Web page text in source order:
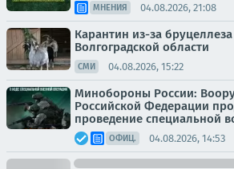
МНЕНИЯ 04.08.2026, 21:08
Карантин из-за
Волгоградской области
СМИ 04.08.2026, 15:22
Минобороны России:
Российской Федерации
проведение специальной
ОФИЦ. 04.08.2026, 14:53